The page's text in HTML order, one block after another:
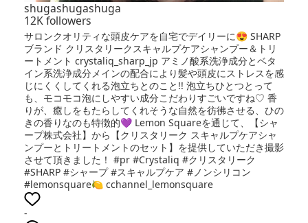
shugashugashuga
12K followers
サロンクオリティな頭皮ケアを自宅でデイリーに😍 SHARP
ブランド クリスタリークスキャルプケアシャンプー＆トリ
ートメント crystaliq_sharp_jp アミノ酸系洗浄成分とベタ
イン系洗浄成分メインの配合により髪や頭皮にストレスを感
じにくくしてくれる泡立ちとのこと!! 泡立ちひとつとって
も、モコモコ泡にしやすい成分こだわりすごいですね♡ 香
りが、癒しをもたらしてくれそうな自然を彷彿させる、ひの
きの香りなのも特徴的💜 Lemon Squareを通じて、【シャ
ープ株式会社】から【クリスタリーク スキャルプケアシャ
ンプーとトリートメントのセット】を提供していただき撮影
させて頂きました！ #pr #Crystaliq #クリスタリーク
#SHARP #シャープ #スキャルプケア #ノンシリコン
#lemonsquare🍋 cchannel_lemonsquare
-